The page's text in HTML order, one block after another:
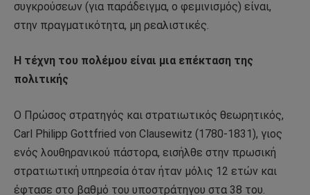
συγκρούσεων (για παράδειγμα, ο φεμινισμός) είναι,
στην πραγματικότητα, μη ρεαλιστικές.
Η τέχνη του πολέμου είναι μια επέκταση της
πολιτικής
Ο Πρώσος στρατηγός και στρατιωτικός θεωρητικός,
Carl Philipp Gottfried von Clausewitz (1780-1831), γιος
ενός λουθηρανικού πάστορα, εισήλθε στην πρωσική
στρατιωτική υπηρεσία όταν ήταν μόλις 12 ετών και
έφτασε στο βαθμό του υποστράτηγου στα 38 του.